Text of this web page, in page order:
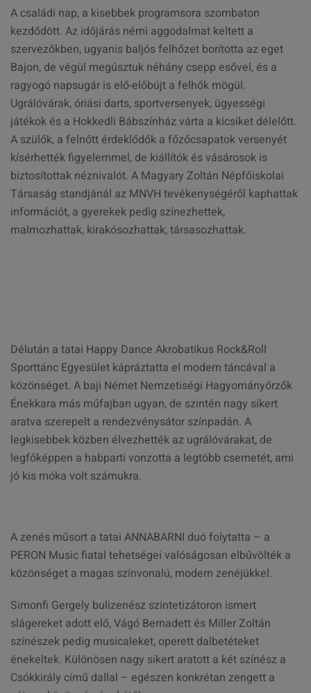
A családi nap, a kisebbek programsora szombaton
kezdődött. Az időjárás némi aggodalmat keltett a
szervezőkben, ugyanis baljós felhőzet borította az eget
Bajon, de végül megúsztuk néhány csepp esővel, és a
ragyogó napsugár is elő-előbújt a felhők mögül.
Ugrálóvárak, óriási darts, sportversenyek, ügyességi
játékok és a Hokkedli Bábszínház várta a kicsiket délelőtt.
A szülők, a felnőtt érdeklődők a főzőcsapatok versenyét
kísérhették figyelemmel, de kiállítók és vásárosok is
biztosítottak néznivalót. A Magyary Zoltán Népfőiskolai
Társaság standjánál az MNVH tevékenységéről kaphattak
információt, a gyerekek pedig színezhettek,
malmozhattak, kirakósozhattak, társasozhattak.
Délután a tatai Happy Dance Akrobatikus Rock&Roll
Sporttánc Egyesület kápráztatta el modern táncával a
közönséget. A baji Német Nemzetiségi Hagyományőrzők
Énekkara más műfajban ugyan, de szintén nagy sikert
aratva szerepelt a rendezvénysátor színpadán. A
legkisebbek közben élvezhették az ugrálóvárakat, de
legfőképpen a habparti vonzotta a legtöbb csemetét, ami
jó kis móka volt számukra.
A zenés műsort a tatai ANNABARNI duó folytatta – a
PERON Music fiatal tehetségei valóságosan elbűvölték a
közönséget a magas színvonalú, modern zenéjükkel.
Simonfi Gergely bulizenész szintetizátoron ismert
slágereket adott elő, Vágó Bernadett és Miller Zoltán
színészek pedig musicaleket, operett dalbetéteket
énekeltek. Különösen nagy sikert aratott a két színész a
Csókkirály című dallal – egészen konkrétan zengett a